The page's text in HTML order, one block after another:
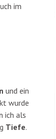
im
und ein
wurde
ich als
Tiefe.